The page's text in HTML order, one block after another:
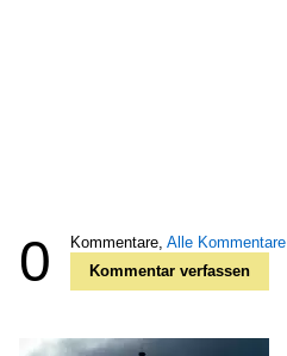
0 Kommentare, Alle Kommentare
Kommentar verfassen